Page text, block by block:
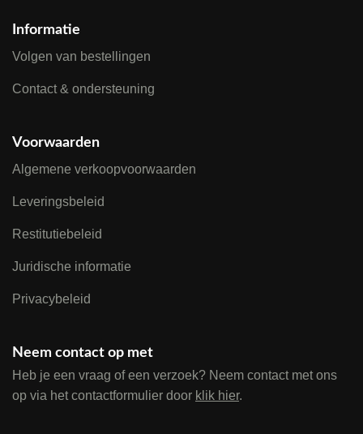
Informatie
Volgen van bestellingen
Contact & ondersteuning
Voorwaarden
Algemene verkoopvoorwaarden
Leveringsbeleid
Restitutiebeleid
Juridische informatie
Privacybeleid
Neem contact op met
Heb je een vraag of een verzoek? Neem contact met ons
op via het contactformulier door klik hier.